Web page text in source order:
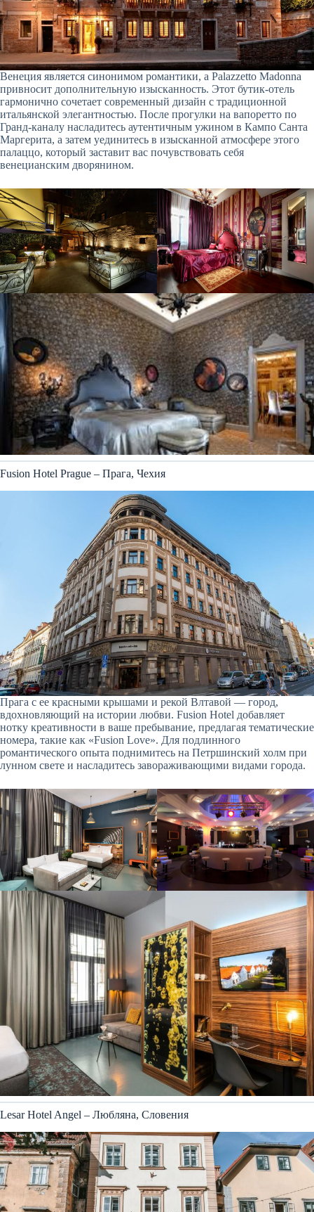
Венеция является синонимом романтики, а Palazzetto Madonna
привносит дополнительную изысканность. Этот бутик-отель
гармонично сочетает современный дизайн с традиционной
итальянской элегантностью. После прогулки на вапоретто по
Гранд-каналу насладитесь аутентичным ужином в Кампо Санта
Маргерита, а затем уединитесь в изысканной атмосфере этого
палаццо, который заставит вас почувствовать себя
венецианским дворянином.
Fusion Hotel Prague – Прага, Чехия
Прага с ее красными крышами и рекой Влтавой — город,
вдохновляющий на истории любви. Fusion Hotel добавляет
нотку креативности в ваше пребывание, предлагая тематические
номера, такие как «Fusion Love». Для подлинного
романтического опыта поднимитесь на Петршинский холм при
лунном свете и насладитесь завораживающими видами города.
Lesar Hotel Angel – Любляна, Словения